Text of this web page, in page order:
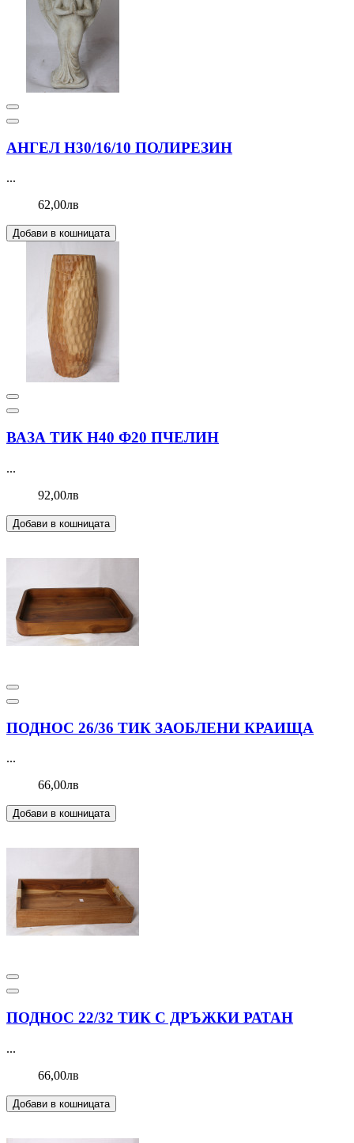
АНГЕЛ Н30/16/10 ПОЛИРЕЗИН
...
62,00лв
Добави в кошницата
ВАЗА ТИК Н40 Ф20 ПЧЕЛИН
...
92,00лв
Добави в кошницата
ПОДНОС 26/36 ТИК ЗАОБЛЕНИ КРАИЩА
...
66,00лв
Добави в кошницата
ПОДНОС 22/32 ТИК С ДРЪЖКИ РАТАН
...
66,00лв
Добави в кошницата